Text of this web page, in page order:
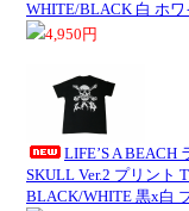
WHITE/BLACK 白 ホ
4,950円
LIFE’S A BEACH
SKULL Ver.2 プリン
BLACK/WHITE 黒x白